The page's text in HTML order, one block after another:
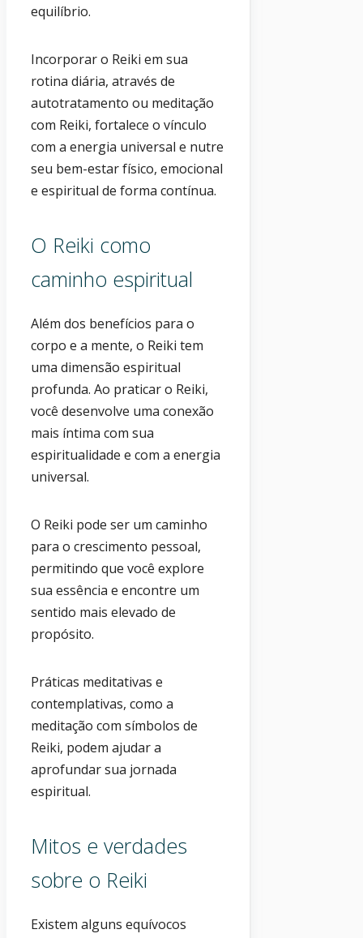
equilíbrio.
Incorporar o Reiki em sua
rotina diária, através de
autotratamento ou meditação
com Reiki, fortalece o vínculo
com a energia universal e nutre
seu bem-estar físico, emocional
e espiritual de forma contínua.
O Reiki como
caminho espiritual
Além dos benefícios para o
corpo e a mente, o Reiki tem
uma dimensão espiritual
profunda. Ao praticar o Reiki,
você desenvolve uma conexão
mais íntima com sua
espiritualidade e com a energia
universal.
O Reiki pode ser um caminho
para o crescimento pessoal,
permitindo que você explore
sua essência e encontre um
sentido mais elevado de
propósito.
Práticas meditativas e
contemplativas, como a
meditação com símbolos de
Reiki, podem ajudar a
aprofundar sua jornada
espiritual.
Mitos e verdades
sobre o Reiki
Existem alguns equívocos